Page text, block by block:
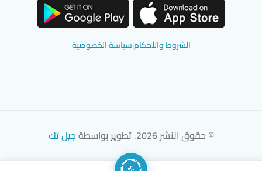
الشروط والأحكام|سياسة الخصوصية
© حقوق النشر 2026. تطوير بواسطة جيل تك